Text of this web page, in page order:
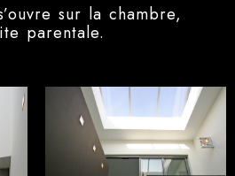
sur la chambre,
parentale.